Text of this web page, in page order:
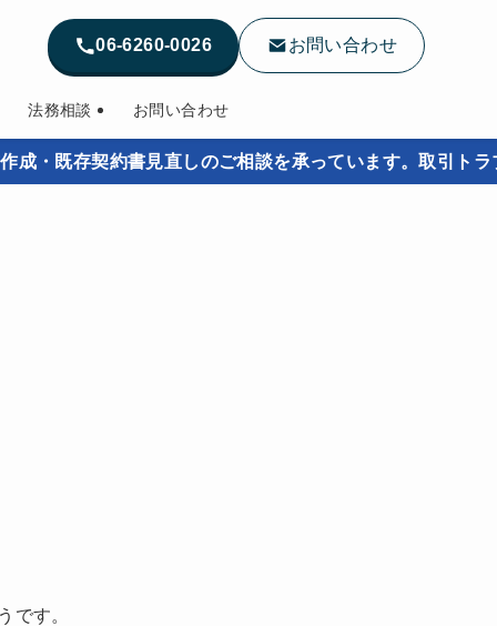
法務相談 お問い合わせ
06-6260-0026 お問い合わせ
存契約書見直しのご相談を承っています。取引トラブル
です。